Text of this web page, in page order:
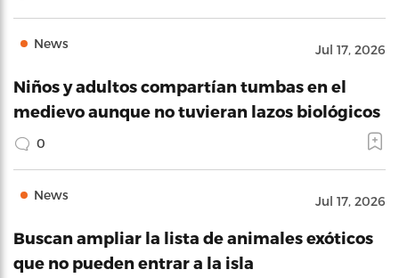
News Jul 17, 2026
Niños y adultos compartían tumbas en el
medievo aunque no tuvieran lazos biológicos
0
News Jul 17, 2026
Buscan ampliar la lista de animales exóticos
que no pueden entrar a la isla